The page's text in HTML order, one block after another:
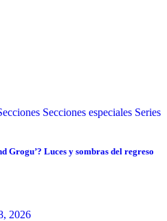
Secciones especiales Series
Grogu’? Luces y sombras del regreso
2026